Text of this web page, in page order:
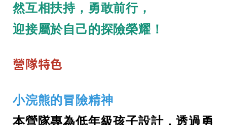
然互相扶持，勇敢前行，
迎接屬於自己的探險榮耀！
營隊特色
小浣熊的冒險精神
本營隊專為低年級孩子設計，透過勇